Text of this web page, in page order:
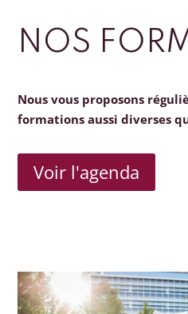
NOS
Nous vous proposons
formations aussi diverses
Voir l'agenda